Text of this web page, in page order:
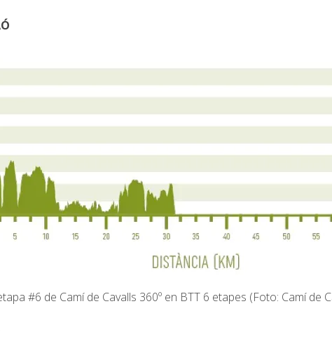
#6 de Camí de Cavalls 360º en BTT 6 etapes (Foto: Camí de